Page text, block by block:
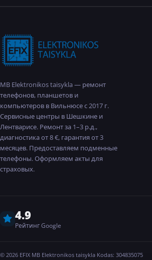
MB Elektronikos taisykla — ремонт
телефонов, планшетов и
компьютеров в Вильнюсе с 2017 г.
Сервисные центры в Шешкине и
Лентварисе. Ремонт за 1–3 р.д.,
диагностика от 8 €, гарантия от 3
месяцев. Предоставляем подменные
телефоны. Оформляем акты для
страховых.
4.9
Рейтинг Google
© 2026 EFIX·MB Elektronikos taisykla·Kodas: 304835075